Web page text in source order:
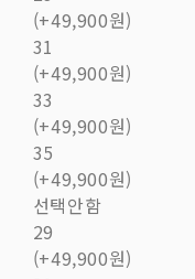
(+49,900원)
31
(+49,900원)
33
(+49,900원)
35
(+49,900원)
선택안함
29
(+49,900원)